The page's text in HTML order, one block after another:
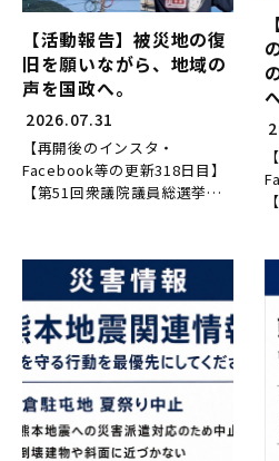
【活動報告】被災地の復
旧を願いながら、地域の
声を国政へ。
2026.07.31
【再開後のインスタ・
Facebook等の更新318日目】
【第51回衆議院議員総選挙当
（金）。 ...